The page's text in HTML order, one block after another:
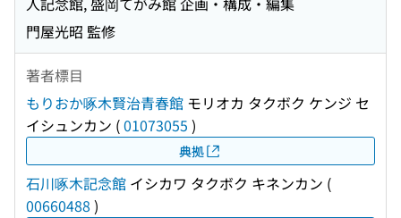
門屋光昭 監修
著者標目
もりおか啄木賢治青春館 モリオカ タクボク ケンジ セ
イシュンカン (01073055 )
典拠
石川啄木記念館 イシカワ タクボク キネンカン (
00660488 )